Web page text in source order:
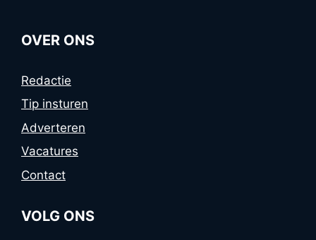
OVER ONS
Redactie
Tip insturen
Adverteren
Vacatures
Contact
VOLG ONS